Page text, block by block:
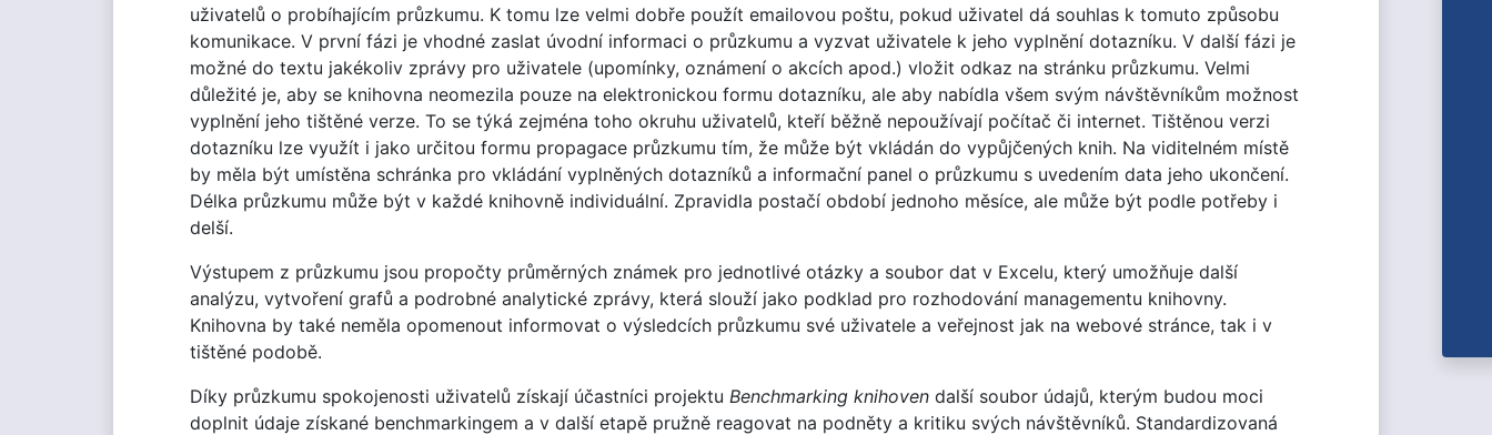
uživatelů o probíhajícím průzkumu. K tomu lze velmi dobře použít emailovou poštu, pokud uživatel dá souhlas k tomuto způsobu
komunikace. V první fázi je vhodné zaslat úvodní informaci o průzkumu a vyzvat uživatele k jeho vyplnění dotazníku. V další fázi je
možné do textu jakékoliv zprávy pro uživatele (upomínky, oznámení o akcích apod.) vložit odkaz na stránku průzkumu. Velmi
důležité je, aby se knihovna neomezila pouze na elektronickou formu dotazníku, ale aby nabídla všem svým návštěvníkům možnost
vyplnění jeho tištěné verze. To se týká zejména toho okruhu uživatelů, kteří běžně nepoužívají počítač či internet. Tištěnou verzi
dotazníku lze využít i jako určitou formu propagace průzkumu tím, že může být vkládán do vypůjčených knih. Na viditelném místě
by měla být umístěna schránka pro vkládání vyplněných dotazníků a informační panel o průzkumu s uvedením data jeho ukončení.
Délka průzkumu může být v každé knihovně individuální. Zpravidla postačí období jednoho měsíce, ale může být podle potřeby i
delší.
Výstupem z průzkumu jsou propočty průměrných známek pro jednotlivé otázky a soubor dat v Excelu, který umožňuje další
analýzu, vytvoření grafů a podrobné analytické zprávy, která slouží jako podklad pro rozhodování managementu knihovny.
Knihovna by také neměla opomenout informovat o výsledcích průzkumu své uživatele a veřejnost jak na webové stránce, tak i v
tištěné podobě.
Díky průzkumu spokojenosti uživatelů získají účastníci projektu Benchmarking knihoven další soubor údajů, kterým budou moci
doplnit údaje získané benchmarkingem a v další etapě pružně reagovat na podněty a kritiku svých návštěvníků. Standardizovaná